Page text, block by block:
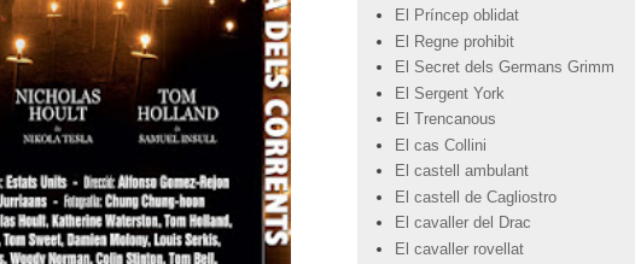
El Príncep oblidat
El Regne prohibit
El Secret dels Germans Grimm
El Sergent York
El Trencanous
El cas Collini
El castell ambulant
El castell de Cagliostro
El cavaller del Drac
El cavaller rovellat